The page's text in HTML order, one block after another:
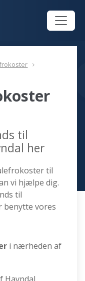
til
her
til
vi hjælpe dig.
til
benytte vores
i nærheden af